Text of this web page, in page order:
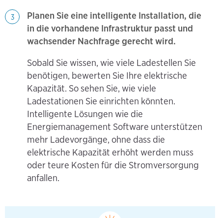
3
Planen Sie eine intelligente Installation, die
in die vorhandene Infrastruktur passt und
wachsender Nachfrage gerecht wird.
​​​​​​Sobald Sie wissen, wie viele Ladestellen Sie
benötigen, bewerten Sie Ihre elektrische
Kapazität. So sehen Sie, wie viele
Ladestationen Sie einrichten könnten.
Intelligente Lösungen wie die
Energiemanagement Software unterstützen
mehr Ladevorgänge, ohne dass die
elektrische Kapazität erhöht werden muss
oder teure Kosten für die Stromversorgung
anfallen.